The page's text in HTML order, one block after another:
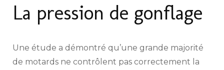
La pression de gonflage
Une étude a démontré qu’une grande majorité
de motards ne contrôlent pas correctement la